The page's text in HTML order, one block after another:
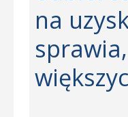
na